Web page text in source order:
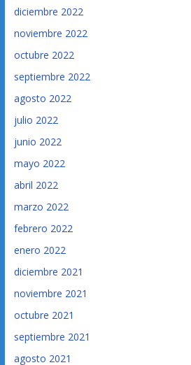
diciembre 2022
noviembre 2022
octubre 2022
septiembre 2022
agosto 2022
julio 2022
junio 2022
mayo 2022
abril 2022
marzo 2022
febrero 2022
enero 2022
diciembre 2021
noviembre 2021
octubre 2021
septiembre 2021
agosto 2021